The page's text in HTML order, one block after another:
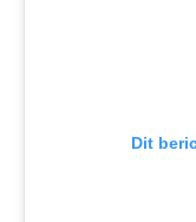
Dit